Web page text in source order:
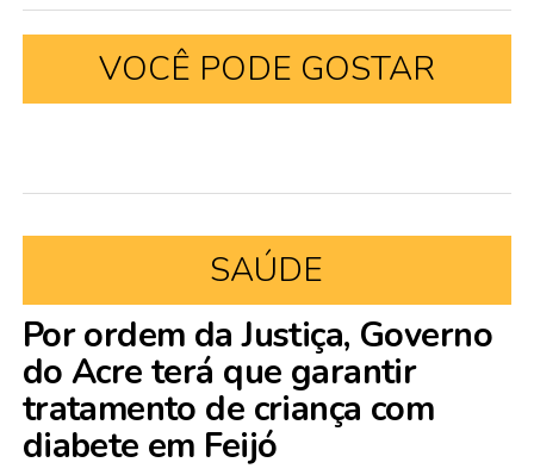
VOCÊ PODE GOSTAR
SAÚDE
Por ordem da Justiça, Governo
do Acre terá que garantir
tratamento de criança com
diabete em Feijó